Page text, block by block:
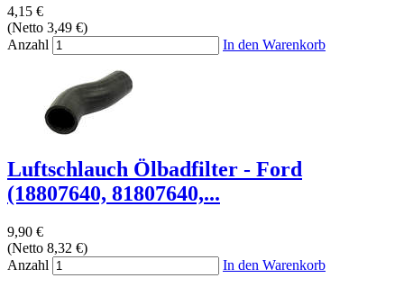
4,15 €
(Netto 3,49 €)
Anzahl
In den Warenkorb
Luftschlauch Ölbadfilter - Ford
(18807640, 81807640,...
9,90 €
(Netto 8,32 €)
Anzahl
In den Warenkorb